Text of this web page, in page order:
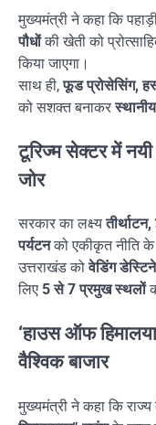
मुख्यमंत्री ने कहा कि
पौधोंकी खेती को
किया जाएगा।
साथ ही,फूड प्रोसेसिंग,
को सशक्त बनाकर
टूरिज्म सेक्टर में
जोर
सरकार का लक्ष्य
पर्यटनको एकीकृत नीति
उत्तराखंड कोवेडिंग
लिए 5 से 7 प्रमुख स्थलों
‘हाउस ऑफ
वैश्विक बाजार
मुख्यमंत्री ने कहा कि